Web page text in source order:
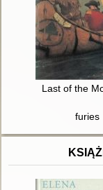
Last of the
furies